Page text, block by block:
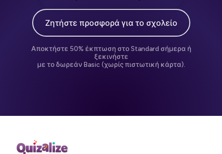
Ζητήστε προσφορά για το σχολείο
Αποκτήστε 50% έκπτωση στο Standard σήμερα ή
ξεκινήστε
με το δωρεάν Basic (χωρίς πιστωτική κάρτα).